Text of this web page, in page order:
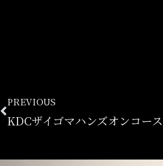
PREVIOUS